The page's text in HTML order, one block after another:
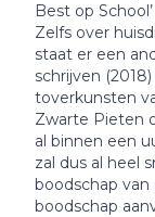
Best op
Zelfs over
staat er een
schrijven
toverkunsten
Zwarte Pieten
al binnen een
zal dus al heel
boodschap van
boodschap